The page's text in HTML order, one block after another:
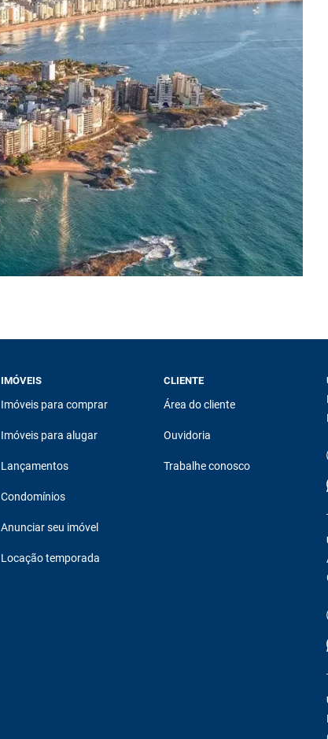
IMÓVEIS
Imóveis para comprar
Imóveis para alugar
Lançamentos
Condomínios
Anunciar seu imóvel
Locação temporada
CLIENTE
Área do cliente
Ouvidoria
Trabalhe conosco